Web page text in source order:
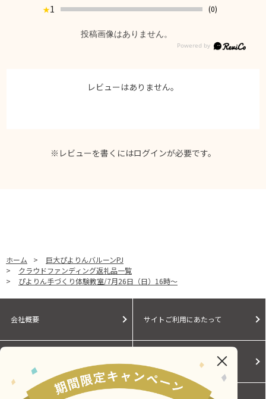
★1 (0)
投稿画像はありません。
レビューはありません。
※レビューを書くにはログインが必要です。
ホーム >
巨大ぴよりんバルーンPJ
>
クラウドファンディング返礼品一覧
>
ぴよりん手づくり体験教室/7月26日（日）16時～
会社概要 サイトご利用にあたって